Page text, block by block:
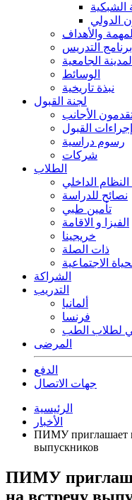
الشبكية
الدولي
المهمة والأهداف
برنامج التدريس
المدينة الجامعية
الوسائط
نبذة تاريخية
لجنة القبول
الأجانب
إجراءات القبول
رسوم دراسية
شركات
الطلاب
الداخلي
نصائح للدراسة
تأمين طبي
الفيزا و الاقامة
خريجينا
ذات الصلة
الاجتماعية
الشراكة
التدريب
ألمانيا
فرنسا
لطلاب الطب
المرضى
الدفع
جهات الاتصال
الرئيسية
الأخبار
ПИМУ приглашает
выпускников
ПИМУ